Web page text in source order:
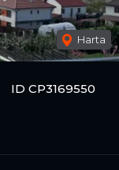
ID CP3169550
Harta